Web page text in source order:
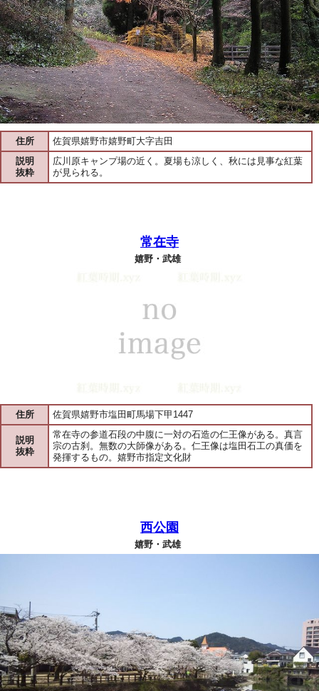
住所
佐賀県嬉野市嬉野町大字吉田
説明
抜粋
広川原キャンプ場の近く。夏場も涼しく、秋には見事な紅葉
が見られる。
常在寺
嬉野・武雄
住所 佐賀県嬉野市塩田町馬場下甲1447
説明
抜粋
常在寺の参道石段の中腹に一対の石造の仁王像がある。真言
宗の古刹。無数の大師像がある。仁王像は塩田石工の真価を
発揮するもの。嬉野市指定文化財
西公園
嬉野・武雄